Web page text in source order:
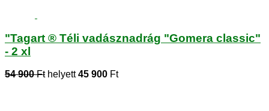
"Tagart ® Téli vadásznadrág "Gomera classic"
- 2 xl
54 900 Fthelyett45 900 Ft